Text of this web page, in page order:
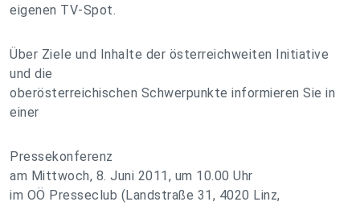
eigenen TV-Spot.
Über Ziele und Inhalte der österreichweiten Initiative
und die
oberösterreichischen Schwerpunkte informieren Sie in
einer
Pressekonferenz
am Mittwoch, 8. Juni 2011, um 10.00 Uhr
im OÖ Presseclub (Landstraße 31, 4020 Linz,